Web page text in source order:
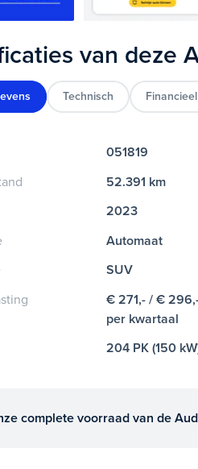
van deze
Technisch Financieel
051819
52.391 km
2023
Automaat
SUV
€ 271,- / €
per kwartaal
204 PK (150
complete voorraad van de